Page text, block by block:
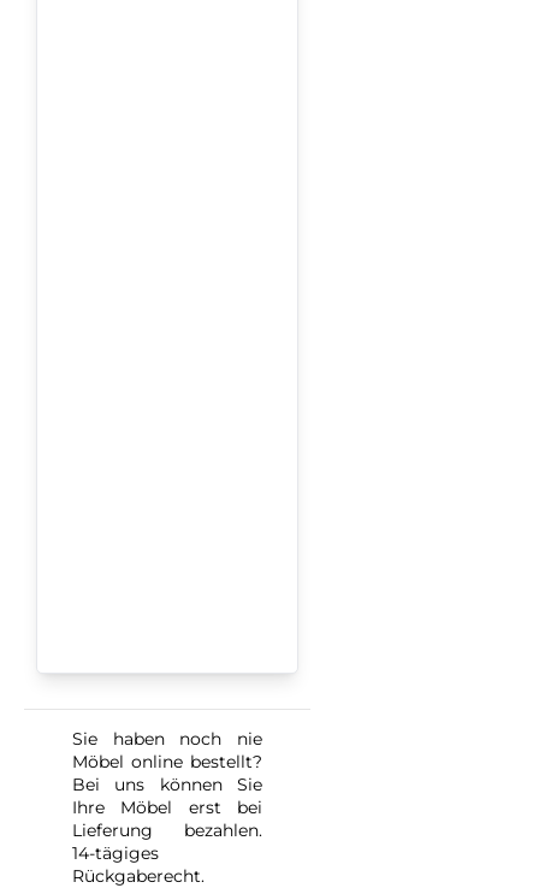
Sie haben noch nie
Möbel online bestellt?
Bei uns können Sie
Ihre Möbel erst bei
Lieferung bezahlen.
14-tägiges
Rückgaberecht.